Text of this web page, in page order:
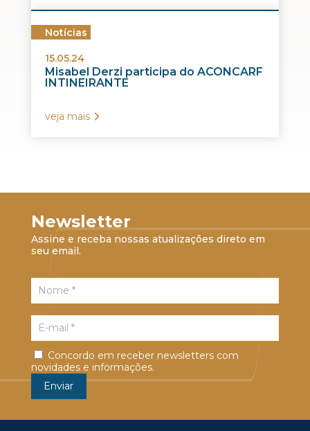
Notícias
15.05.24
Misabel Derzi participa do ACONCARF
INTINEIRANTE
veja mais
Newsletter
Assine e receba nossas atualizações direto em
seu email.
Concordo em receber newsletters com
novidades e informações.